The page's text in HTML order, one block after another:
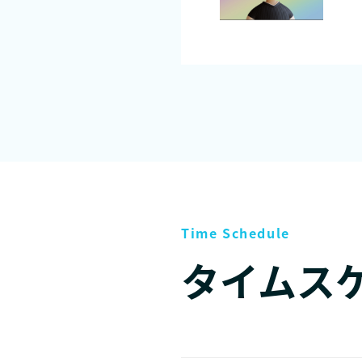
Time Schedule
タイムス